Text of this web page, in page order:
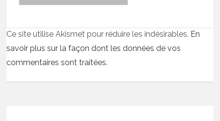
Ce site utilise Akismet pour réduire les indésirables. En
savoir plus sur la façon dont les données de vos
commentaires sont traitées.